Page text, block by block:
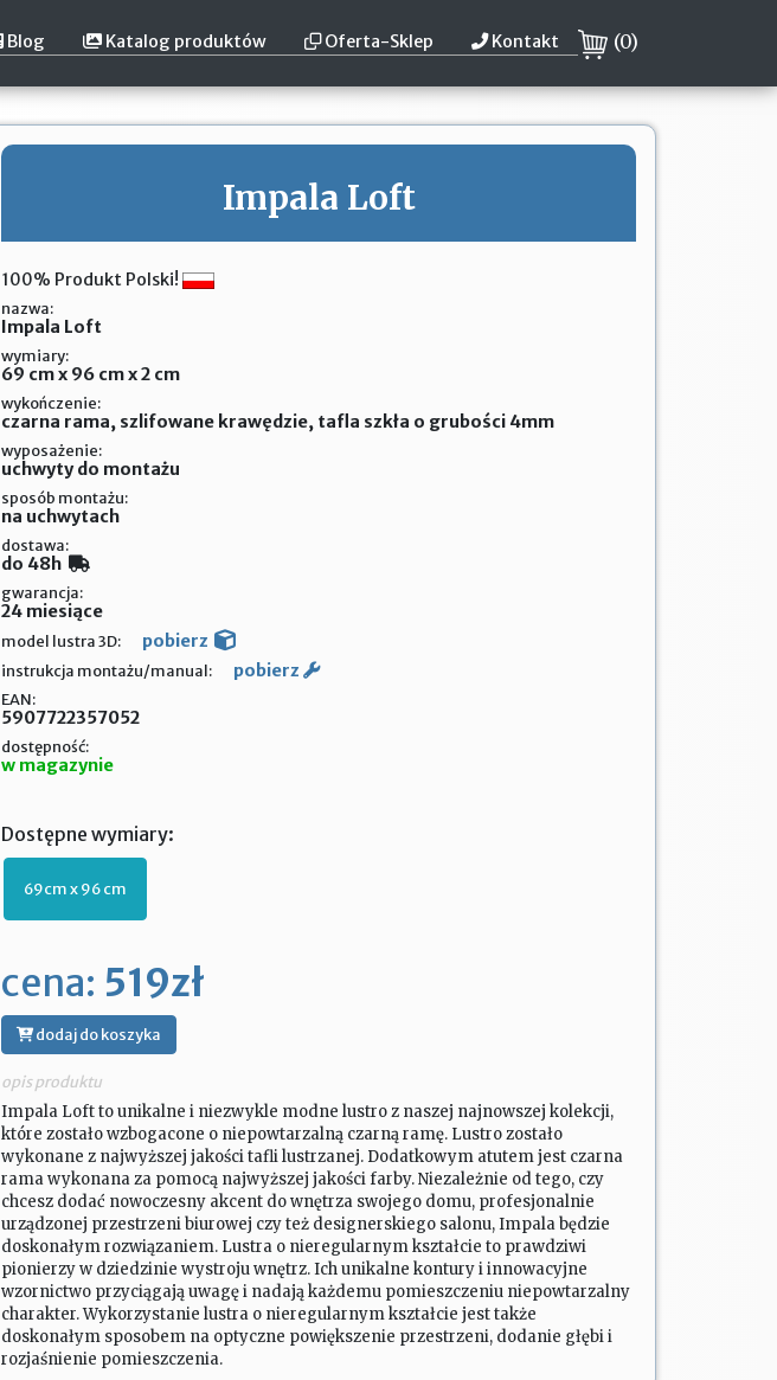
Blog Katalog produktów Oferta-Sklep Kontakt (0)
Impala Loft
100% Produkt Polski!
nazwa:
Impala Loft
wymiary:
69 cm x 96 cm x 2 cm
wykończenie:
czarna rama, szlifowane krawędzie, tafla szkła o grubości 4mm
wyposażenie:
uchwyty do montażu
sposób montażu:
na uchwytach
dostawa:
do 48h
gwarancja:
24 miesiące
model lustra 3D: pobierz
instrukcja montażu/manual: pobierz
EAN:
5907722357052
dostępność:
w magazynie
Dostępne wymiary:
69cm x 96 cm
cena: 519zł
dodaj do koszyka
opis produktu
Impala Loft to unikalne i niezwykle modne lustro z naszej najnowszej kolekcji,
które zostało wzbogacone o niepowtarzalną czarną ramę. Lustro zostało
wykonane z najwyższej jakości tafli lustrzanej. Dodatkowym atutem jest czarna
rama wykonana za pomocą najwyższej jakości farby. Niezależnie od tego, czy
chcesz dodać nowoczesny akcent do wnętrza swojego domu, profesjonalnie
urządzonej przestrzeni biurowej czy też designerskiego salonu, Impala będzie
doskonałym rozwiązaniem. Lustra o nieregularnym kształcie to prawdziwi
pionierzy w dziedzinie wystroju wnętrz. Ich unikalne kontury i innowacyjne
wzornictwo przyciągają uwagę i nadają każdemu pomieszczeniu niepowtarzalny
charakter. Wykorzystanie lustra o nieregularnym kształcie jest także
doskonałym sposobem na optyczne powiększenie przestrzeni, dodanie głębi i
rozjaśnienie pomieszczenia.